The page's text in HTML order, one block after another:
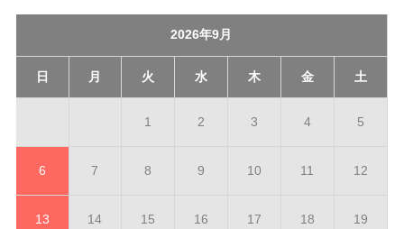
2026年9月
日 月 火 水 木 金 土
1 2 3 4 5
6 7 8 9 10 11 12
13 14 15 16 17 18 19